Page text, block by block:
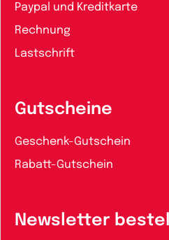
Paypal und Kreditkarte
Rechnung
Lastschrift
Gutscheine
Geschenk-Gutschein
Rabatt-Gutschein
Newsletter